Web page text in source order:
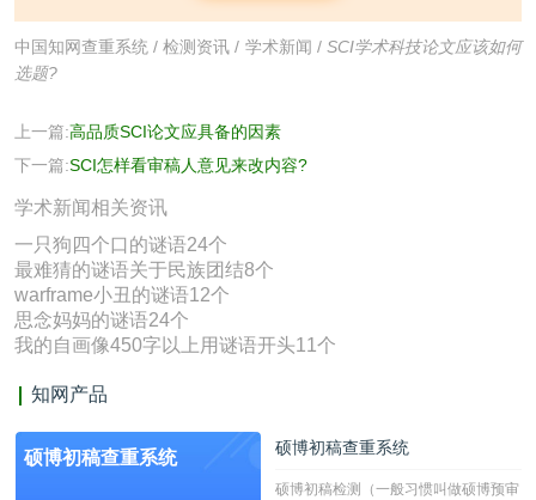
中国知网查重系统 /检测资讯 / 学术新闻 / SCI学术科技论文应该如何
选题?
上一篇:高品质SCI论文应具备的因素
下一篇:SCI怎样看审稿人意见来改内容?
学术新闻相关资讯
一只狗四个口的谜语24个
最难猜的谜语关于民族团结8个
warframe小丑的谜语12个
思念妈妈的谜语24个
我的自画像450字以上用谜语开头11个
知网产品
硕博初稿查重系统 硕博初稿查重系统
硕博初稿检测（一般习惯叫做硕博预审